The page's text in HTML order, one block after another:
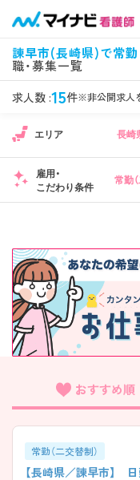
諫早市(長崎県)で常勤
職・募集一覧
求人数 :15件※非公開求人
エリアから探す
エリアから探す
関東
東海
九州・沖縄
希望の求人条件を
資格
施設形態
病院、クリニック・診療所など
美容外科、
循環器内科など
年収
年収500万円以上など
フリーワード検索
エリア 長崎
雇用・
こだわり条件
常勤
おすすめ順
常勤（二交替制）
【長崎県／諫早市】